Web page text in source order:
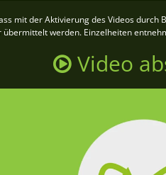
mit der Aktivierung des Videos
übermittelt werden. Einzelheiten
Video